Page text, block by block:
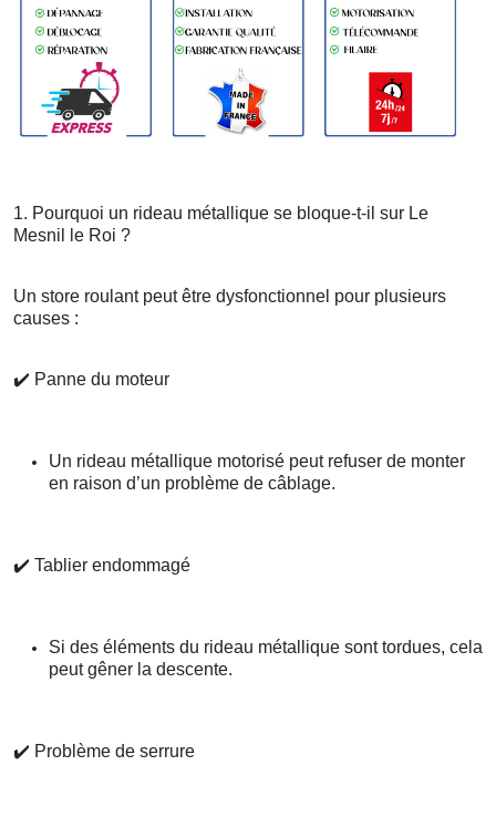
1. Pourquoi un rideau métallique se bloque-t-il sur Le
Mesnil le Roi ?
Un store roulant peut être dysfonctionnel pour plusieurs
causes :
✔️ Panne du moteur
Un rideau métallique motorisé peut refuser de monter
en raison d’un problème de câblage.
✔️ Tablier endommagé
Si des éléments du rideau métallique sont tordues, cela
peut gêner la descente.
✔️ Problème de serrure